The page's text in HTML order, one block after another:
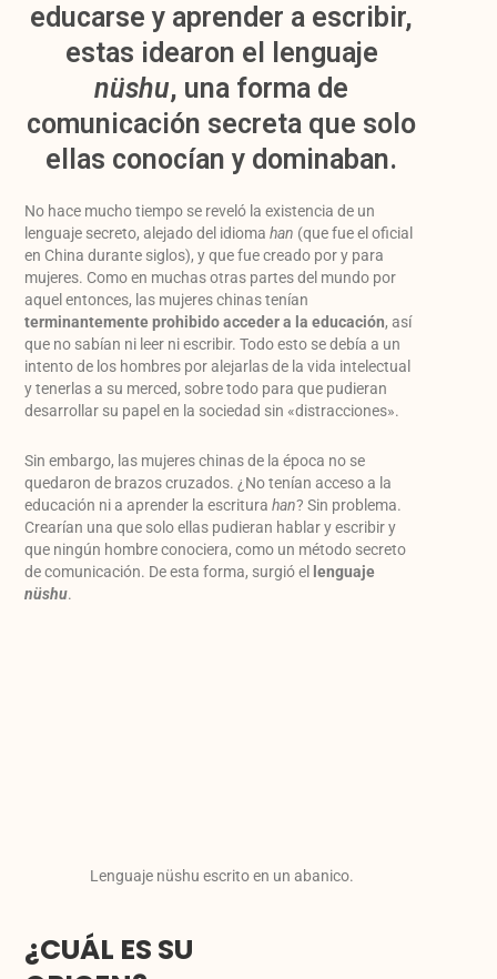
educarse y aprender a escribir,
estas idearon el lenguaje
nüshu, una forma de
comunicación secreta que solo
ellas conocían y dominaban.
No hace mucho tiempo se reveló la existencia de un
lenguaje secreto, alejado del idiomahan (que fue el oficial
en China durante siglos), y que fue creado por y para
mujeres. Como en muchas otras partes del mundo por
aquel entonces, las mujeres chinas tenían
terminantemente prohibido acceder a la educación, así
que no sabían ni leer ni escribir. Todo esto se debía a un
intento de los hombres por alejarlas de la vida intelectual
y tenerlas a su merced, sobre todo para que pudieran
desarrollar su papel en la sociedad sin «distracciones».
Sin embargo, las mujeres chinas de la época no se
quedaron de brazos cruzados. ¿No tenían acceso a la
educación ni a aprender la escriturahan? Sin problema.
Crearían una que solo ellas pudieran hablar y escribir y
que ningún hombre conociera, como un método secreto
de comunicación. De esta forma, surgió el lenguaje
nüshu.
Lenguaje nüshu escrito en un abanico.
¿CUÁL ES SU